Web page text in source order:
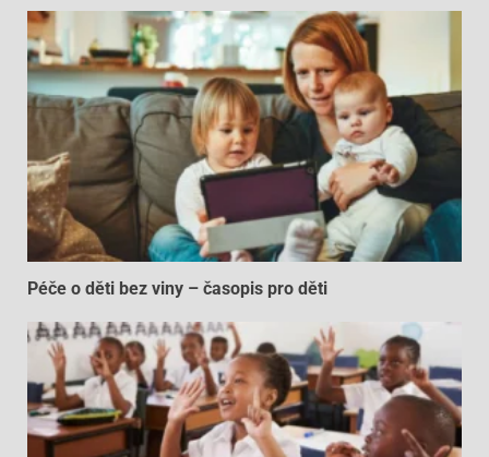
Péče o děti bez viny – časopis pro děti